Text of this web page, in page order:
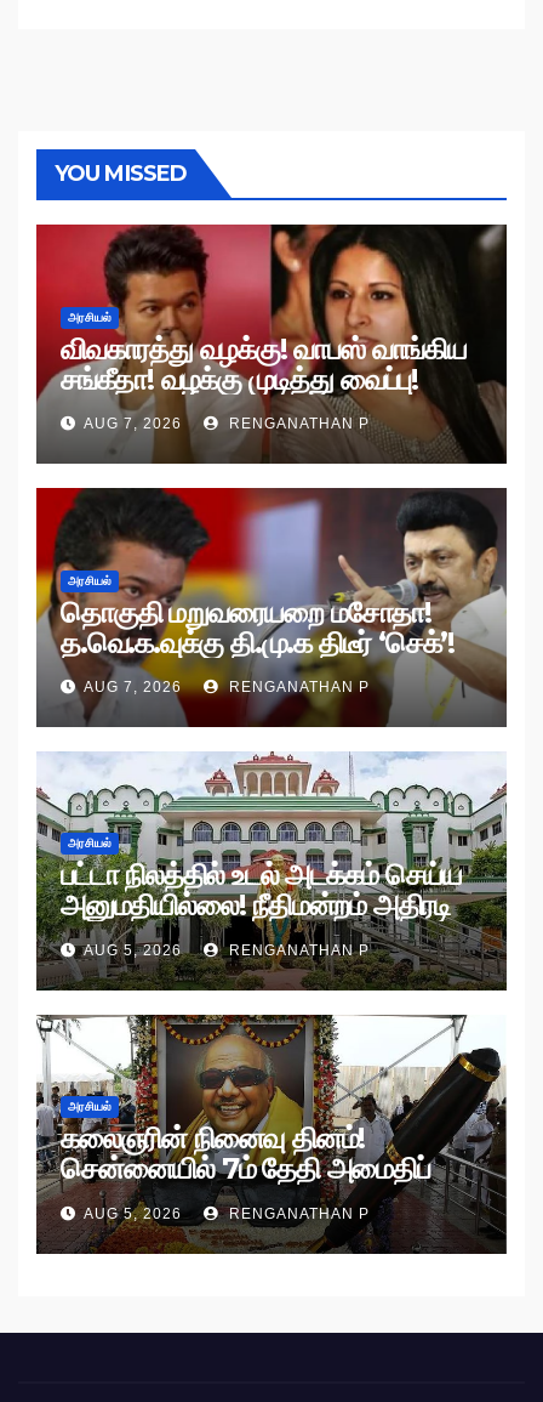
YOU MISSED
அரசியல்
விவகாரத்து வழக்கு! வாபஸ் வாங்கிய
சங்கீதா! வழக்கு முடித்து வைப்பு!
AUG 7, 2026 RENGANATHAN P
அரசியல்
தொகுதி மறுவரையறை மசோதா!
த.வெ.க.வுக்கு தி.மு.க திடீர் ‘செக்’!
AUG 7, 2026 RENGANATHAN P
அரசியல்
பட்டா நிலத்தில் உடல் அடக்கம் செய்ய
அனுமதியில்லை! நீதிமன்றம் அதிரடி
உத்தரவு!
AUG 5, 2026 RENGANATHAN P
அரசியல்
கலைஞரின் நினைவு தினம்!
சென்னையில் 7ம் தேதி அமைதிப்
பேரணி!
AUG 5, 2026 RENGANATHAN P